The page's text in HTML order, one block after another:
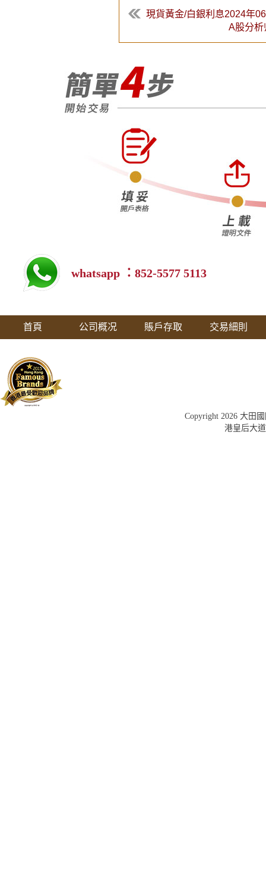
現貨黃金/白銀利息2024年
A股分析
whatsapp ：852-5577 5113
首頁 公司概况 賬戶存取 交易細則
Copyright 2026 大田
港皇后大